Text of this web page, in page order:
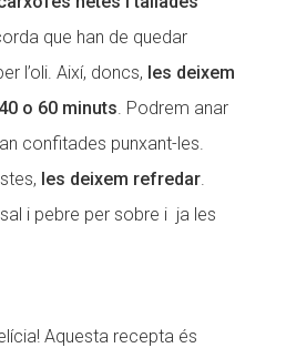
que han de quedar
l’oli. Així, doncs, les deixem
o 60 minuts. Podrem anar
confitades punxant-les.
les deixem refredar.
i pebre per sobre i ja les
Aquesta recepta és